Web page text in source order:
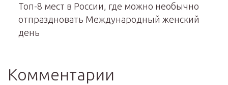
Топ-8 мест в России, где можно необычно
отпраздновать Международный женский
день
Комментарии